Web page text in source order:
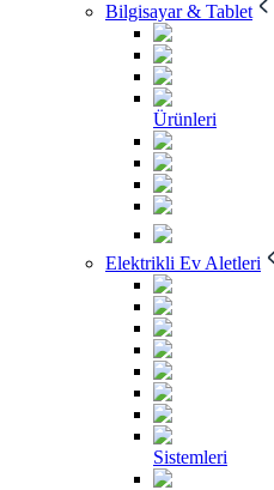
Bilgisayar & Tablet
Ürünleri
Elektrikli Ev Aletleri
Sistemleri